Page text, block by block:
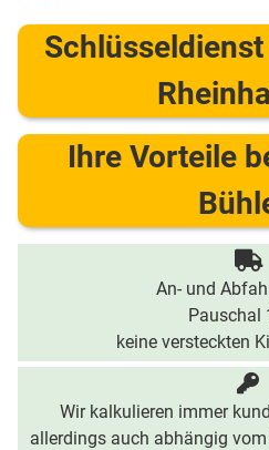
Ihre Vorteile
An- und
Pauschal
keine versteckten
Wir kalkulieren immer
allerdings auch abhängig